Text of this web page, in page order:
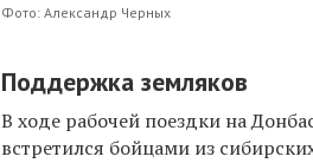
Фото: Александр Черных
Поддержка земляков
В ходе рабочей поездки на
встретился бойцами из